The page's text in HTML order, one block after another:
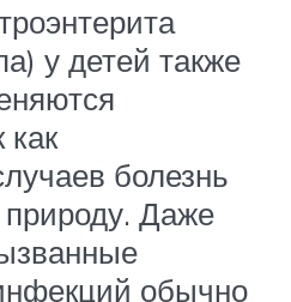
у детей также
как
болезнь
Даже
обычно